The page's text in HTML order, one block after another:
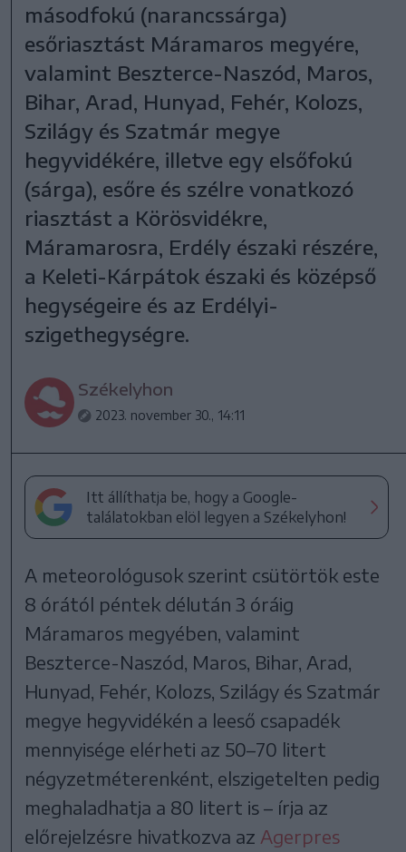
másodfokú (narancssárga)
esőriasztást Máramaros megyére,
valamint Beszterce-Naszód, Maros,
Bihar, Arad, Hunyad, Fehér, Kolozs,
Szilágy és Szatmár megye
hegyvidékére, illetve egy elsőfokú
(sárga), esőre és szélre vonatkozó
riasztást a Körösvidékre,
Máramarosra, Erdély északi részére,
a Keleti-Kárpátok északi és középső
hegységeire és az Erdélyi-
szigethegységre.
Székelyhon
2023. november 30., 14:11
Itt állíthatja be, hogy a Google-
találatokban elöl legyen a Székelyhon!
A meteorológusok szerint csütörtök este
8 órától péntek délután 3 óráig
Máramaros megyében, valamint
Beszterce-Naszód, Maros, Bihar, Arad,
Hunyad, Fehér, Kolozs, Szilágy és Szatmár
megye hegyvidékén a leeső csapadék
mennyisége elérheti az 50–70 litert
négyzetméterenként, elszigetelten pedig
meghaladhatja a 80 litert is – írja az
előrejelzésre hivatkozva az Agerpres